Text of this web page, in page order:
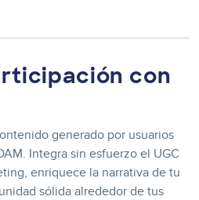
con
generado por usuarios
Integra sin esfuerzo el UGC
enriquece la narrativa de tu
sólida alrededor de tus